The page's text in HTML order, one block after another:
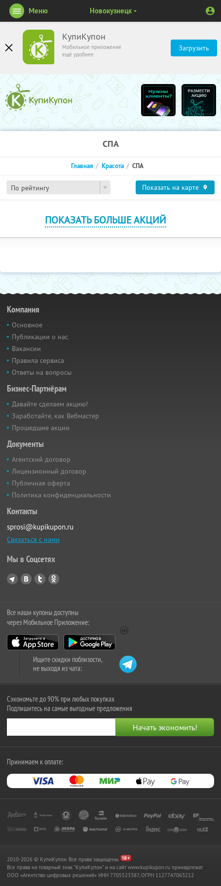
КупиКупон
Мобильное приложение
ещё удобнее
Загрузить
Меню Новокузнецк
СПА
По рейтингу
Главная Красота СПА
Показать на карте
ПОКАЗАТЬ БОЛЬШЕ АКЦИЙ
Компания
Основное
Публикации о нас
Вакансии
Правила сервиса
Ответы на вопросы
Бизнес-Партнёрам
Давайте сделаем акцию!
Заработайте, как Вебмастер
Прошедшие акции
Документы
Агентский договор
Лицензионный договор
Публичная оферта
Политика конфиденциальности
Контакты
sprosi@kupikupon.ru
Связаться с нами
Мы в Соцсетях
Все наши купоны доступны
через Мобильное Приложение:
Ищите скидки поблизости,
не выходя из чата:
Сэкономьте до 90% при любых покупках
Подпишитесь на самые выгодные предложения
Принимаем к оплате:
2010-2026 © КупиКупон. Все права защищены.
Все права на товарный знак "КупиКупон" и на сайт www.kupikupon.ru принадлежат
OOO «Агентство цифровых решений» ИНН 7705523387, ОГРН 1127747063212